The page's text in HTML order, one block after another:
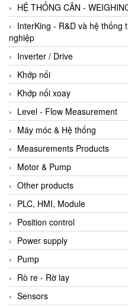
HỆ THỐNG CÂN -
InterKing - R&D và hệ thống
nghiệp
Inverter / Drive
Khớp nối
Khớp nối xoay
Level - Flow Measurement
Máy móc & Hệ thống
Measurements Products
Motor & Pump
Other products
PLC, HMI, Module
Position control
Power supply
Pump
Rò re - Rờ lay
Sensors